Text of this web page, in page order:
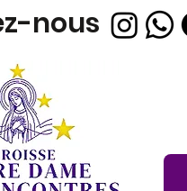
nous